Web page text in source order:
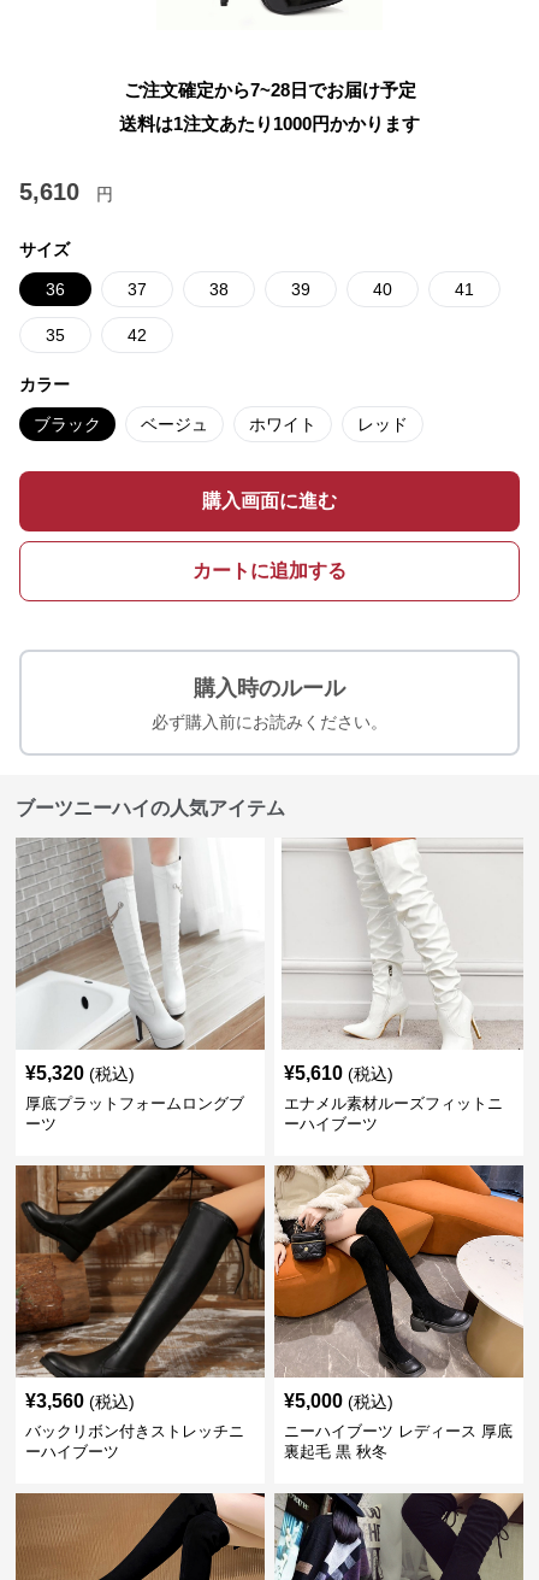
ご注文確定から7~28日でお届け予定
送料は1注文あたり 1000円かかります
5,610 円
サイズ
36 37 38 39 40 41
35 42
カラー
ブラック ベージュ ホワイト レッド
購入画面に進む
カートに追加する
購入時のルール
必ず購入前にお読みください。
ブーツニーハイの人気アイテム
¥5,320 (税込)
厚底プラットフォームロングブ
ーツ
¥5,610 (税込)
エナメル素材ルーズフィットニ
ーハイブーツ
¥3,560 (税込)
バックリボン付きストレッチニ
ーハイブーツ
¥5,000 (税込)
ニーハイブーツ レディース 厚底
裏起毛 黒 秋冬